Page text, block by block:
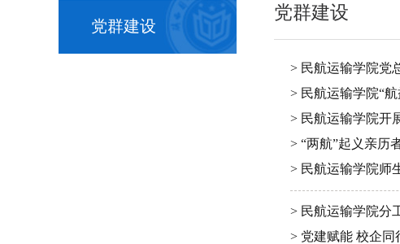
党群建设
党群建设
> 民航运输学院党
> 民航运输学院“
> 民航运输学院开
> “两航”起义亲历
> 民航运输学院师
> 民航运输学院分
> 党建赋能 校企